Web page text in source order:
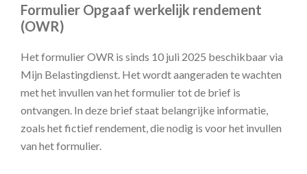
Formulier Opgaaf werkelijk rendement
(OWR)
Het formulier OWR is sinds 10 juli 2025 beschikbaar via
Mijn Belastingdienst. Het wordt aangeraden te wachten
met het invullen van het formulier tot de brief is
ontvangen. In deze brief staat belangrijke informatie,
zoals het fictief rendement, die nodig is voor het invullen
van het formulier.